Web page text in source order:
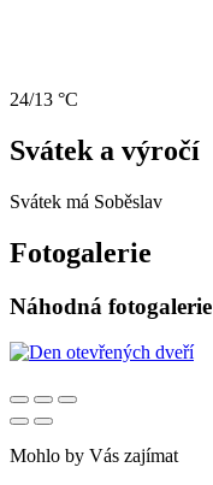
24/13 °C
Svátek a výročí
Svátek má Soběslav
Fotogalerie
Náhodná fotogalerie
Mohlo by Vás zajímat